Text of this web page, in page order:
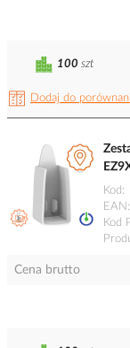
Dodaj do
100 szt
Kod
EAN
Kod
Cena brutto